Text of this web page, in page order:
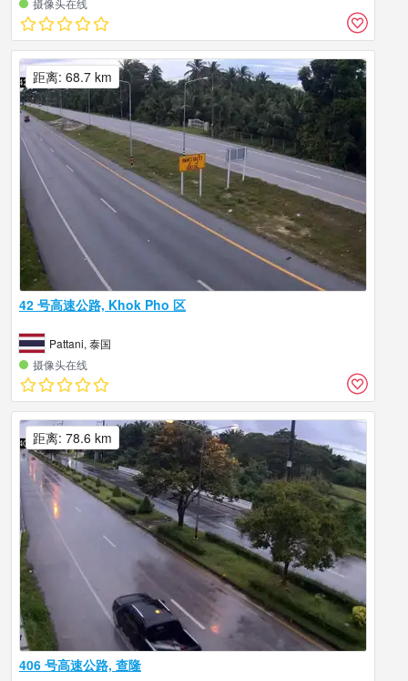
摄像头在线
42 号高速公路, Khok Pho 区
Pattani, 泰国
摄像头在线
距离: 68.7 km
406 号高速公路, 查隆
距离: 78.6 km